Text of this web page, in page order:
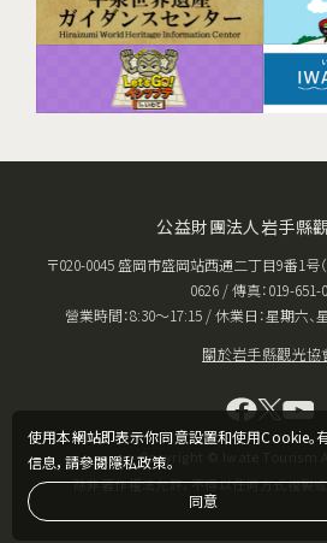
使用本網站即表示你同意設置和使用Cookie。
信息，請參閱隱私政策。
同意
公益財團法人岩手縣
〒020-0045 盛岡市盛岡站西通二丁目9番1号
0626 / 傳真：019-651-
營業時間：8:30〜17:15 / 休業日：星期六、
關於岩手縣觀光協
Copyright © Iwate Tourism
除非著作權法允許，不得以任何方式複製